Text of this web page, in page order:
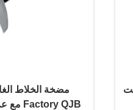
415 فولت